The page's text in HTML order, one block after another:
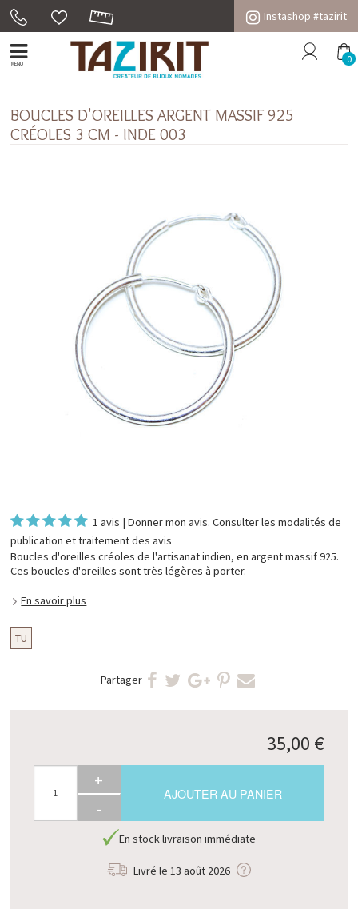
Instashop #tazirit
MENU 0
BOUCLES D'OREILLES ARGENT MASSIF 925
CRÉOLES 3 CM - INDE 003
1 avis |Donner mon avis. Consulter lesmodalités de
publication et traitement des avis
Boucles d'oreilles créoles de l'artisanat indien, en argent massif 925.
Ces boucles d'oreilles sont très légères à porter.
En savoir plus
TU
Partager
35,00 €
+
-
AJOUTER AU PANIER
En stock livraison immédiate
Livré le 13 août 2026